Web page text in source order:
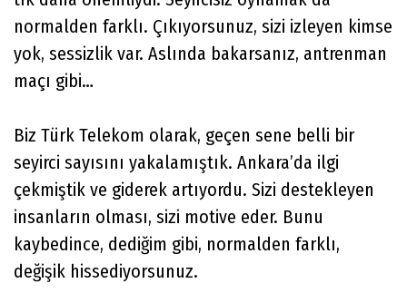
normalden farklı. Çıkıyorsunuz, sizi izleyen kimse
yok, sessizlik var. Aslında bakarsanız, antrenman
maçı gibi…
Biz Türk Telekom olarak, geçen sene belli bir
seyirci sayısını yakalamıştık. Ankara’da ilgi
çekmiştik ve giderek artıyordu. Sizi destekleyen
insanların olması, sizi motive eder. Bunu
kaybedince, dediğim gibi, normalden farklı,
değişik hissediyorsunuz.